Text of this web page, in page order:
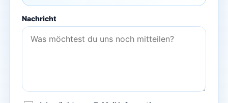
Nachricht